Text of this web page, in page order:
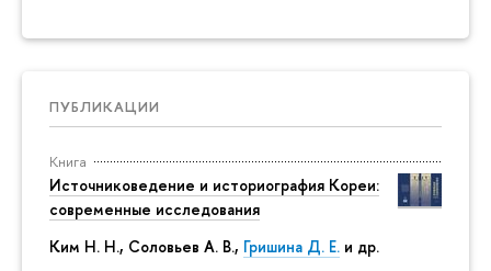
ПУБЛИКАЦИИ
Книга
Источниковедение и историография Кореи:
современные исследования
Ким Н. Н., Соловьев А. В., Гришина Д. Е. и др.